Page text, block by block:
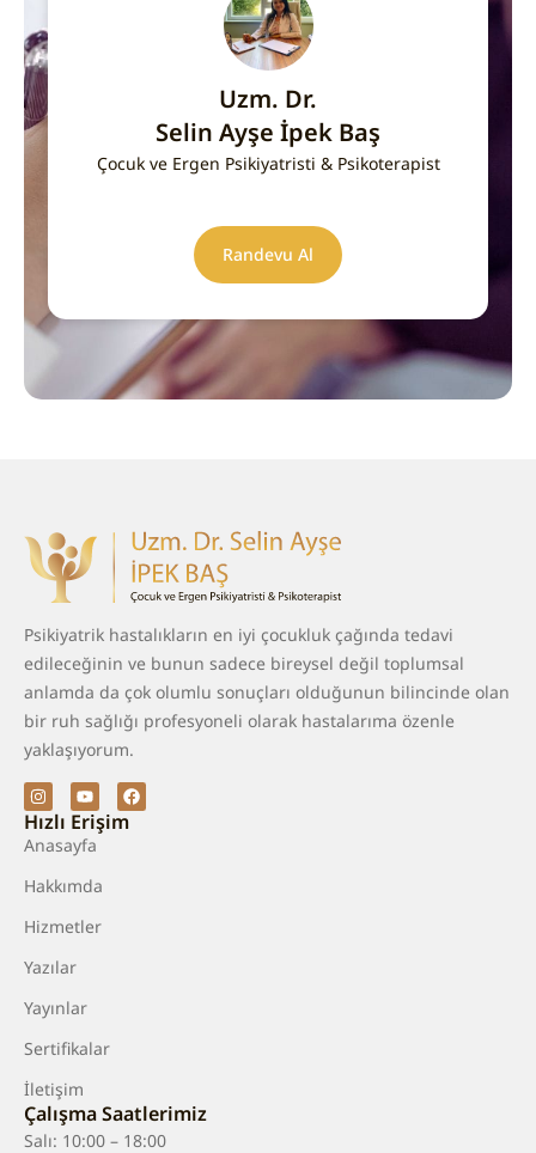
Uzm. Dr.
Selin Ayşe İpek Baş
Çocuk ve Ergen Psikiyatristi & Psikoterapist
Randevu Al
Psikiyatrik hastalıkların en iyi çocukluk çağında tedavi
edileceğinin ve bunun sadece bireysel değil toplumsal
anlamda da çok olumlu sonuçları olduğunun bilincinde olan
bir ruh sağlığı profesyoneli olarak hastalarıma özenle
yaklaşıyorum.
Hızlı Erişim
Anasayfa
Hakkımda
Hizmetler
Yazılar
Yayınlar
Sertifikalar
İletişim
Çalışma Saatlerimiz
Salı: 10:00 – 18:00